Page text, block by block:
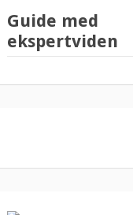
Guide med
ekspertviden